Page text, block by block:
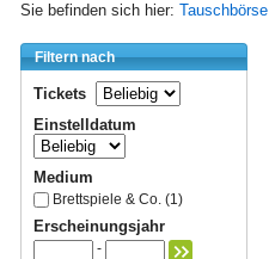
Sie befinden sich hier: Tauschbörse
Filtern nach
Tickets
Einstelldatum
Medium
Brettspiele & Co. (1)
Erscheinungsjahr
-